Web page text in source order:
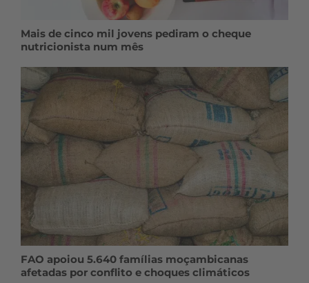
Mais de cinco mil jovens pediram o cheque
nutricionista num mês
FAO apoiou 5.640 famílias moçambicanas
afetadas por conflito e choques climáticos